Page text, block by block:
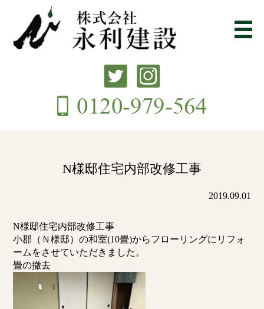
N様邸住宅内部改修工事
2019.09.01
N様邸住宅内部改修工事
小郡（Ｎ様邸）の和室(10畳)からフローリングにリフォ
ームをさせていただきました。
畳の撤去